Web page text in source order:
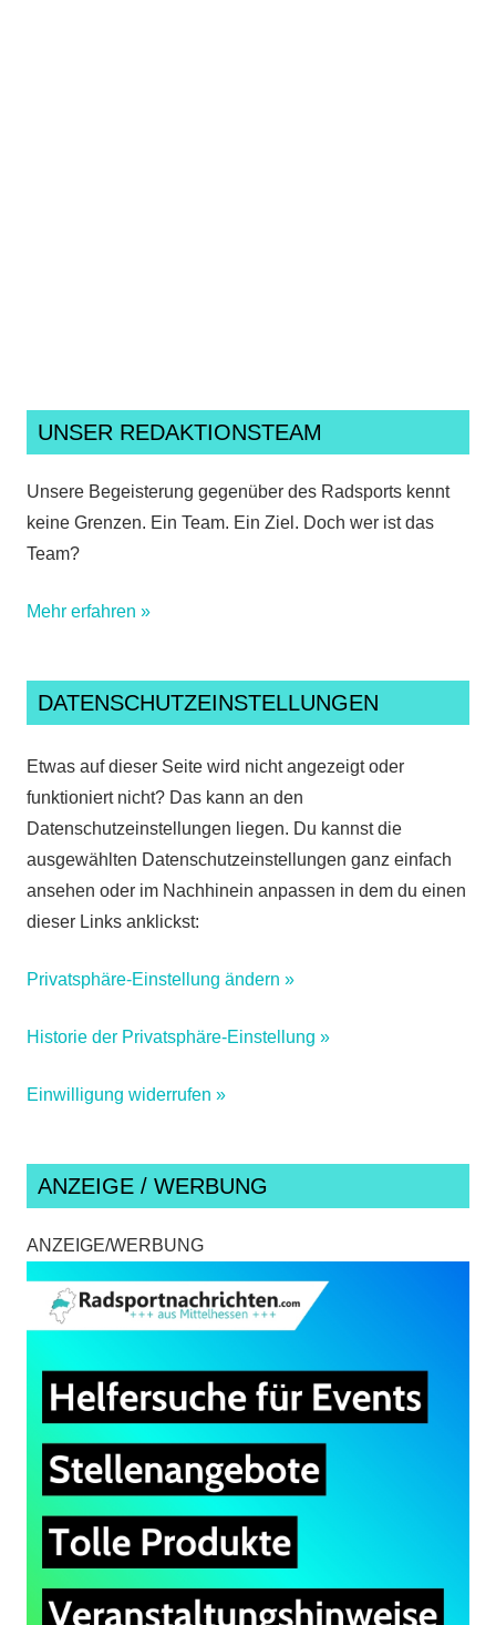
UNSER REDAKTIONSTEAM
Unsere Begeisterung gegenüber des Radsports kennt
keine Grenzen. Ein Team. Ein Ziel. Doch wer ist das
Team?
Mehr erfahren »
DATENSCHUTZEINSTELLUNGEN
Etwas auf dieser Seite wird nicht angezeigt oder
funktioniert nicht? Das kann an den
Datenschutzeinstellungen liegen. Du kannst die
ausgewählten Datenschutzeinstellungen ganz einfach
ansehen oder im Nachhinein anpassen in dem du einen
dieser Links anklickst:
Privatsphäre-Einstellung ändern »
Historie der Privatsphäre-Einstellung »
Einwilligung widerrufen »
ANZEIGE / WERBUNG
ANZEIGE/WERBUNG